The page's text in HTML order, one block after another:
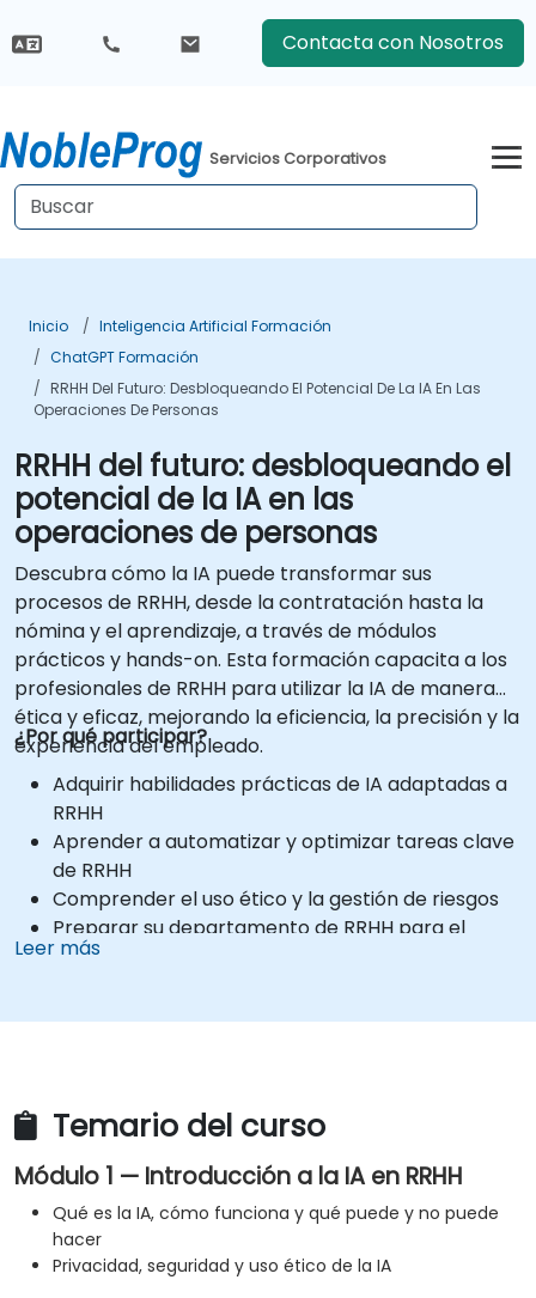
Contacta con Nosotros
Servicios Corporativos
Inicio
Inteligencia Artificial Formación
ChatGPT Formación
RRHH Del Futuro: Desbloqueando El Potencial De La IA En Las
Operaciones De Personas
RRHH del futuro: desbloqueando el
potencial de la IA en las
operaciones de personas
Descubra cómo la IA puede transformar sus
procesos de RRHH, desde la contratación hasta la
nómina y el aprendizaje, a través de módulos
prácticos y hands-on. Esta formación capacita a los
profesionales de RRHH para utilizar la IA de manera
ética y eficaz, mejorando la eficiencia, la precisión y la
experiencia del empleado.
¿Por qué participar?
Adquirir habilidades prácticas de IA adaptadas a
RRHH
Aprender a automatizar y optimizar tareas clave
de RRHH
Comprender el uso ético y la gestión de riesgos
Preparar su departamento de RRHH para el
futuro
Leer más
Temario del curso
Módulo 1 — Introducción a la IA en RRHH
Qué es la IA, cómo funciona y qué puede y no puede
hacer
Privacidad, seguridad y uso ético de la IA